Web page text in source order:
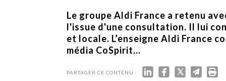
COLLECTIVITÉS
MARQUES
AGENCES
RETAIL
MÉDIAS
ÉVÉNEMENTIELS
Le groupe Aldi France a retenu
l'issue d'une consultation. Il lui
et locale. L’enseigne Aldi France
média CoSpirit...
PARTAGER CE CONTENU :